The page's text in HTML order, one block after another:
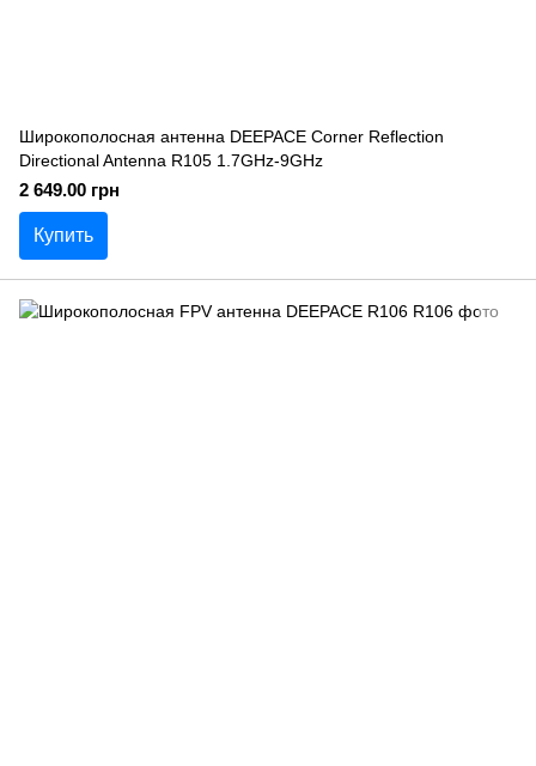
Широкополосная антенна DEEPACE Corner Reflection
Directional Antenna R105 1.7GHz-9GHz
2 649.00 грн
Купить